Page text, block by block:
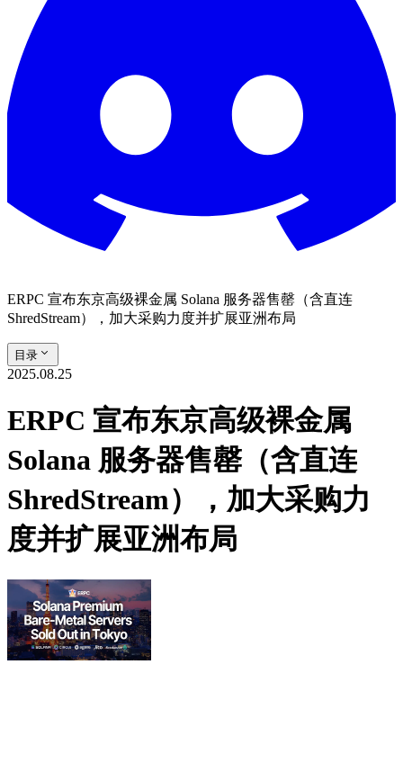
ERPC 宣布东京高级裸金属 Solana 服务器售罄（含直连
ShredStream），加大采购力度并扩展亚洲布局
目录
2025.08.25
ERPC 宣布东京高级裸金属
Solana 服务器售罄（含直连
ShredStream），加大采购力
度并扩展亚洲布局